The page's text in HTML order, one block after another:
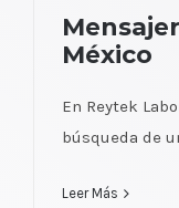
México
En Reytek
búsqueda de
Leer Más